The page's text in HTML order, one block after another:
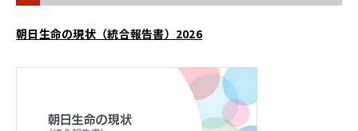
朝日生命の現状（統合報告書）2026